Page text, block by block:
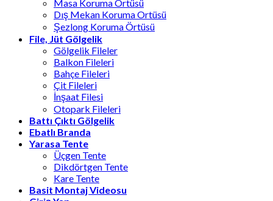
Masa Koruma Ortüsü
Dış Mekan Koruma Ortüsü
Şezlong Koruma Örtüsü
File, Jüt Gölgelik
Gölgelik Fileler
Balkon Fileleri
Bahçe Fileleri
Çit Fileleri
İnşaat Filesi
Otopark Fileleri
Battı Çıktı Gölgelik
Ebatlı Branda
Yarasa Tente
Üçgen Tente
Dikdörtgen Tente
Kare Tente
Basit Montaj Videosu